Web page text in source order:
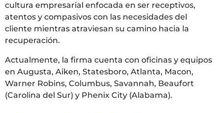
cultura empresarial enfocada en ser receptivos,
atentos y compasivos con las necesidades del
cliente mientras atraviesan su camino hacia la
recuperación.
Actualmente, la firma cuenta con oficinas y equipos
en Augusta, Aiken, Statesboro, Atlanta, Macon,
Warner Robins, Columbus, Savannah, Beaufort
(Carolina del Sur) y Phenix City (Alabama).